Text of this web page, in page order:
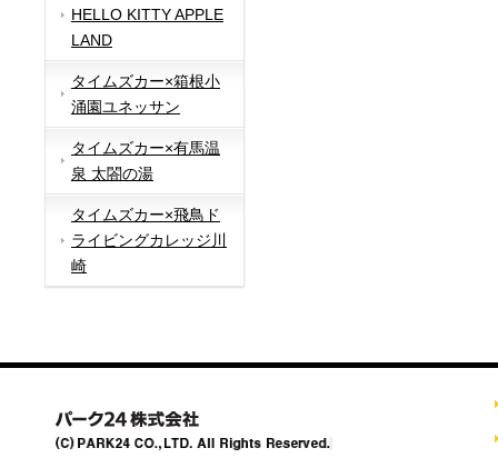
HELLO KITTY APPLE
LAND
タイムズカー×箱根小
涌園ユネッサン
タイムズカー×有馬温
泉 太閤の湯
タイムズカー×飛鳥ド
ライビングカレッジ川
崎